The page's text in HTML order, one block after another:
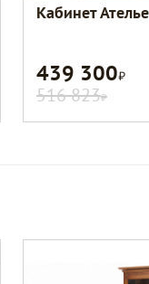
Кабинет
439 300Р
516 823Р